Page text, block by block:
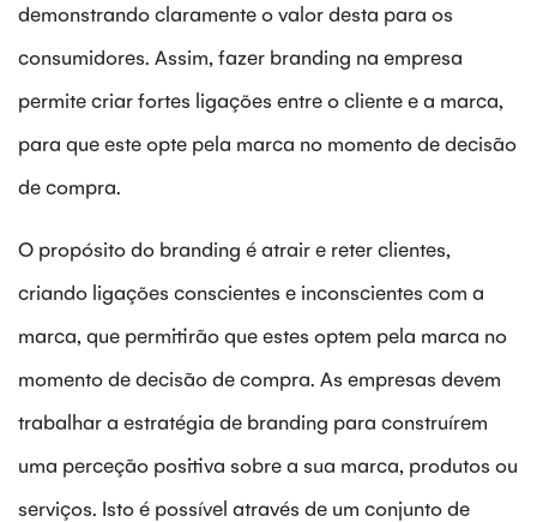
demonstrando claramente o valor desta para os
consumidores. Assim, fazer branding na empresa
permite criar fortes ligações entre o cliente e a marca,
para que este opte pela marca no momento de decisão
de compra.
O propósito do branding é atrair e reter clientes,
criando ligações conscientes e inconscientes com a
marca, que permitirão que estes optem pela marca no
momento de decisão de compra. As empresas devem
trabalhar a estratégia de branding para construírem
uma perceção positiva sobre a sua marca, produtos ou
serviços. Isto é possível através de um conjunto de